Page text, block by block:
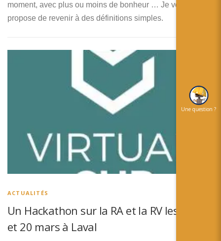
moment, avec plus ou moins de bonheur … Je vous
propose de revenir à des définitions simples.
ACTUALITÉS
Un Hackathon sur la RA et la RV les 18,19
et 20 mars à Laval
Une question ?